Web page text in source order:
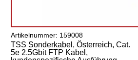
Artikelnummer: 159008
TSS Sonderkabel, Österreich, Cat.
5e 2.5Gbit FTP Kabel,